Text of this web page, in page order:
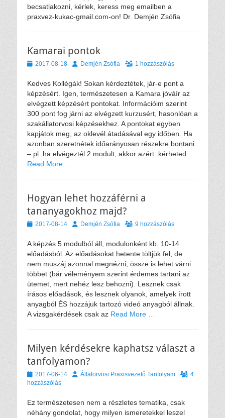
becsatlakozni, kérlek, keress meg emailben a
praxvez-kukac-gmail.com-on! Dr. Demjén Zsófia
Kamarai pontok
Közzétéve
2017-08-18 SzerzőDemjén Zsófia 1 hozzászólás
Kedves Kollégák! Sokan kérdeztétek, jár-e pont a
képzésért. Igen, természetesen a Kamara jóváír az
elvégzett képzésért pontokat. Információim szerint
300 pont fog járni az elvégzett kurzusért, hasonlóan a
szakállatorvosi képzésekhez. A pontokat egyben
kapjátok meg, az oklevél átadásával egy időben. Ha
azonban szeretnétek időarányosan részekre bontani
– pl. ha elvégeztél 2 modult, akkor azért kérheted
Read More …
Hogyan lehet hozzáférni a
tananyagokhoz majd?
Közzétéve
2017-08-14 SzerzőDemjén Zsófia 9 hozzászólás
A képzés 5 modulból áll, modulonként kb. 10-14
előadásból. Az előadásokat hetente töltjük fel, de
nem muszáj azonnal megnézni, össze is lehet várni
többet (bár véleményem szerint érdemes tartani az
ütemet, mert nehéz lesz behozni). Lesznek csak
írásos előadások, és lesznek olyanok, amelyek írott
anyagból ÉS hozzájuk tartozó videó anyagból állnak.
A vizsgakérdések csak az Read More …
Milyen kérdésekre kaphatsz választ a
tanfolyamon?
Közzétéve
2017-06-14 SzerzőÁllatorvosi Praxisvezető Tanfolyam
4
hozzászólás
Ez természetesen nem a részletes tematika, csak
néhány gondolat, hogy milyen ismeretekkel leszel